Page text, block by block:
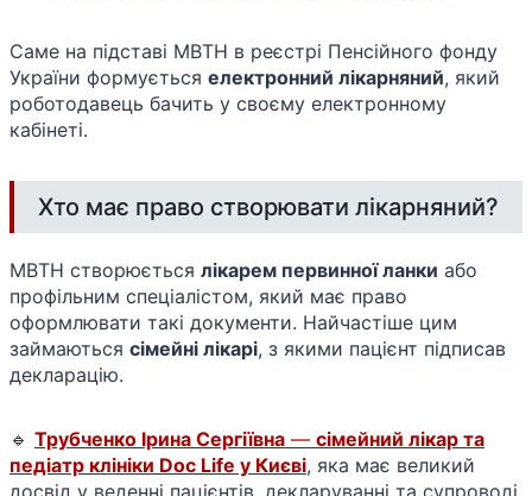
Саме на підставі МВТН в реєстрі Пенсійного фонду
України формується електронний лікарняний, який
роботодавець бачить у своєму електронному
кабінеті.
Хто має право створювати лікарняний?
МВТН створюється лікарем первинної ланки або
профільним спеціалістом, який має право
оформлювати такі документи. Найчастіше цим
займаються сімейні лікарі, з якими пацієнт підписав
декларацію.
🔹 Трубченко Ірина Сергіївна — сімейний лікар та
педіатр клініки Doc Life у Києві, яка має великий
досвід у веденні пацієнтів, декларуванні та супроводі